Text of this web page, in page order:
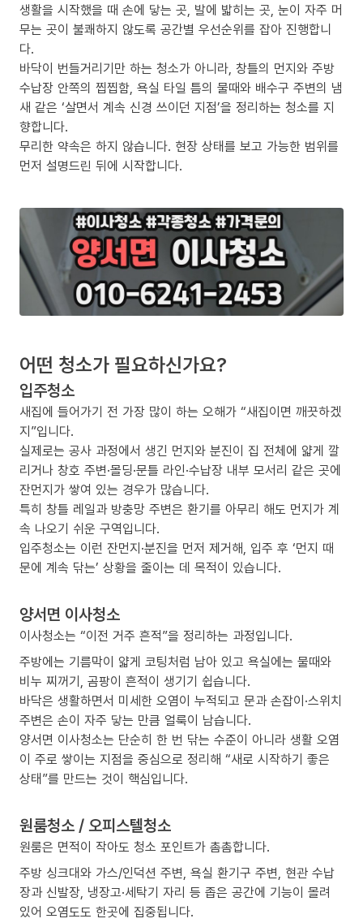
생활을 시작했을 때 손에 닿는 곳, 발에 밟히는 곳, 눈이 자주 머
무는 곳이 불쾌하지 않도록 공간별 우선순위를 잡아 진행합니
다.
바닥이 번들거리기만 하는 청소가 아니라, 창틀의 먼지와 주방
수납장 안쪽의 찝찝함, 욕실 타일 틈의 물때와 배수구 주변의 냄
새 같은 ‘살면서 계속 신경 쓰이던 지점’을 정리하는 청소를 지
향합니다.
무리한 약속은 하지 않습니다. 현장 상태를 보고 가능한 범위를
먼저 설명드린 뒤에 시작합니다.
어떤 청소가 필요하신가요?
입주청소
새집에 들어가기 전 가장 많이 하는 오해가 “새집이면 깨끗하겠
지”입니다.
실제로는 공사 과정에서 생긴 먼지와 분진이 집 전체에 얇게 깔
리거나 창호 주변·몰딩·문틀 라인·수납장 내부 모서리 같은 곳에
잔먼지가 쌓여 있는 경우가 많습니다.
특히 창틀 레일과 방충망 주변은 환기를 아무리 해도 먼지가 계
속 나오기 쉬운 구역입니다.
입주청소는 이런 잔먼지·분진을 먼저 제거해, 입주 후 ‘먼지 때
문에 계속 닦는’ 상황을 줄이는 데 목적이 있습니다.
양서면 이사청소
이사청소는 “이전 거주 흔적”을 정리하는 과정입니다.
주방에는 기름막이 얇게 코팅처럼 남아 있고 욕실에는 물때와
비누 찌꺼기, 곰팡이 흔적이 생기기 쉽습니다.
바닥은 생활하면서 미세한 오염이 누적되고 문과 손잡이·스위치
주변은 손이 자주 닿는 만큼 얼룩이 남습니다.
양서면 이사청소는 단순히 한 번 닦는 수준이 아니라 생활 오염
이 주로 쌓이는 지점을 중심으로 정리해 “새로 시작하기 좋은
상태”를 만드는 것이 핵심입니다.
원룸청소 / 오피스텔청소
원룸은 면적이 작아도 청소 포인트가 촘촘합니다.
주방 싱크대와 가스/인덕션 주변, 욕실 환기구 주변, 현관 수납
장과 신발장, 냉장고·세탁기 자리 등 좁은 공간에 기능이 몰려
있어 오염도도 한곳에 집중됩니다.